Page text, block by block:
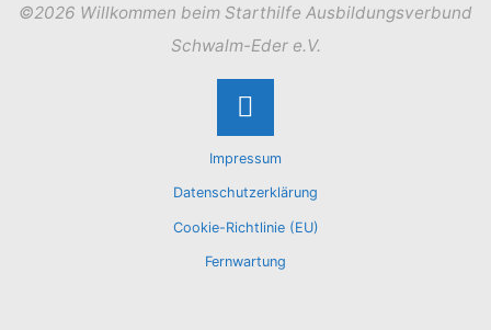
©2026 Willkommen beim Starthilfe Ausbildungsverbund
Schwalm-Eder e.V.
Impressum
Datenschutzerklärung
Cookie-Richtlinie (EU)
Fernwartung
Back
to
Top